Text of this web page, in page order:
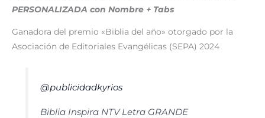
PERSONALIZADA con Nombre + Tabs
Ganadora del premio «Biblia del año» otorgado por la
Asociación de Editoriales Evangélicas (SEPA) 2024
@publicidadkyrios
Biblia Inspira NTV Letra GRANDE